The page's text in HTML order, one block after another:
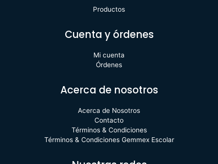
Productos
Cuenta y órdenes
Mi cuenta
Órdenes
Acerca de nosotros
Acerca de Nosotros
Contacto
Términos & Condiciones
Términos & Condiciones Gemmex Escolar